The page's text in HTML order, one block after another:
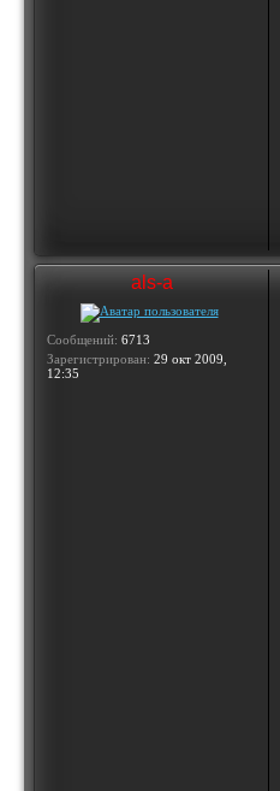
als-a
Сообщений: 6713
Зарегистрирован: 29 окт 2009,
12:35